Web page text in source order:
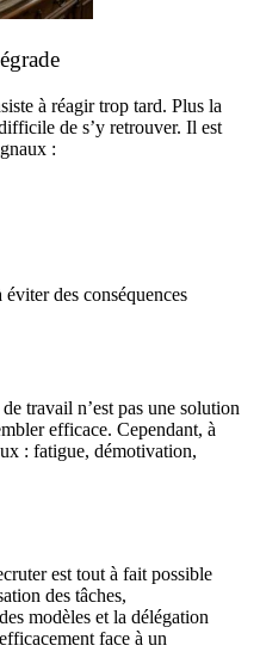
à réagir trop tard. Plus la
de s’y retrouver. Il est
:
des conséquences
travail n’est pas une solution
efficace. Cependant, à
: fatigue, démotivation,
est tout à fait possible
des tâches,
modèles et la délégation
face à un